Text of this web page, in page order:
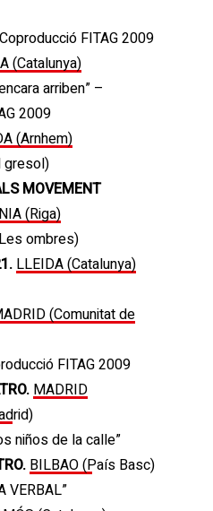
FITAG 2009
(Catalunya)
arriben” –
2009
(Arnhem)
gresol)
MOVEMENT
(Riga)
ombres)
LLEIDA (Catalunya)
(Comunitat de
FITAG 2009
MADRID
niños de la calle”
BILBAO (País Basc)
VERBAL”